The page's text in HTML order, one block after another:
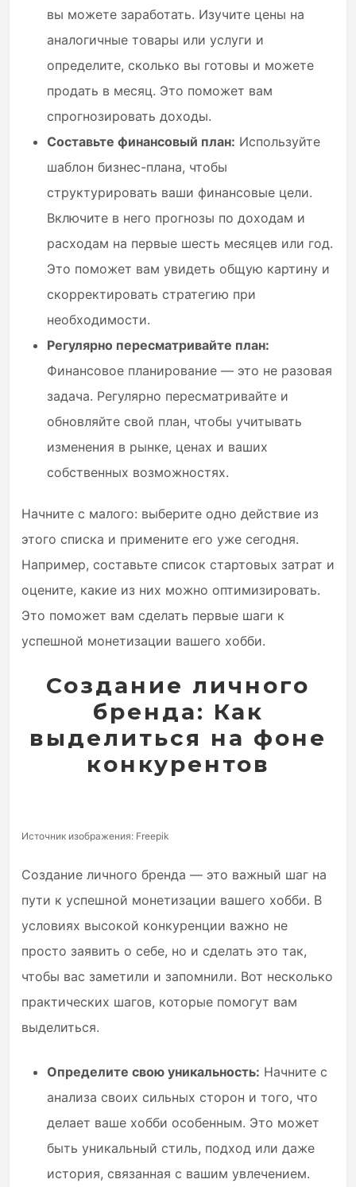
вы можете заработать. Изучите цены на
аналогичные товары или услуги и
определите, сколько вы готовы и можете
продать в месяц. Это поможет вам
спрогнозировать доходы.
Составьте финансовый план: Используйте
шаблон бизнес-плана, чтобы
структурировать ваши финансовые цели.
Включите в него прогнозы по доходам и
расходам на первые шесть месяцев или год.
Это поможет вам увидеть общую картину и
скорректировать стратегию при
необходимости.
Регулярно пересматривайте план:
Финансовое планирование — это не разовая
задача. Регулярно пересматривайте и
обновляйте свой план, чтобы учитывать
изменения в рынке, ценах и ваших
собственных возможностях.
Начните с малого: выберите одно действие из
этого списка и примените его уже сегодня.
Например, составьте список стартовых затрат и
оцените, какие из них можно оптимизировать.
Это поможет вам сделать первые шаги к
успешной монетизации вашего хобби.
Создание личного
бренда: Как
выделиться на фоне
конкурентов
Источник изображения: Freepik
Создание личного бренда — это важный шаг на
пути к успешной монетизации вашего хобби. В
условиях высокой конкуренции важно не
просто заявить о себе, но и сделать это так,
чтобы вас заметили и запомнили. Вот несколько
практических шагов, которые помогут вам
выделиться.
Определите свою уникальность: Начните с
анализа своих сильных сторон и того, что
делает ваше хобби особенным. Это может
быть уникальный стиль, подход или даже
история, связанная с вашим увлечением.